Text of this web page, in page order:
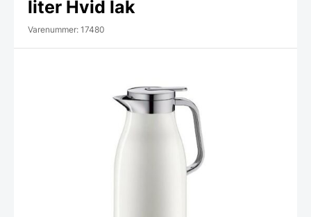
liter Hvid lak
Varenummer: 17480